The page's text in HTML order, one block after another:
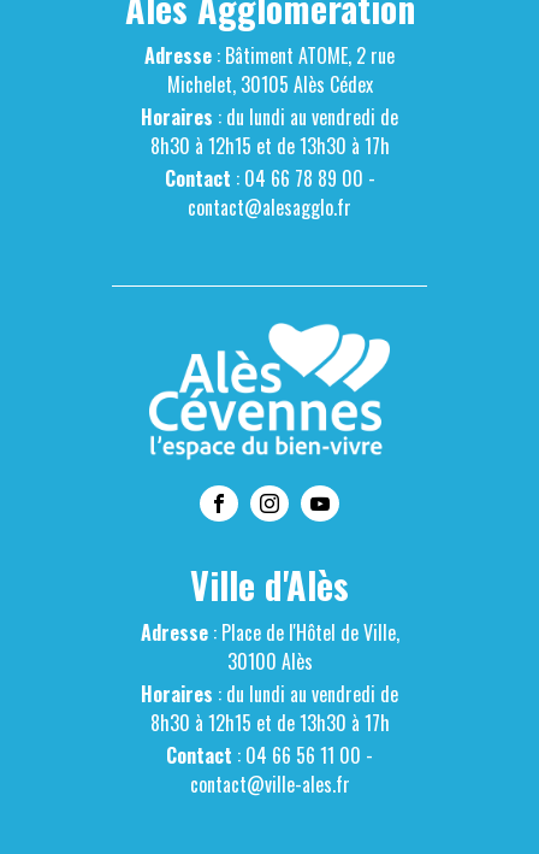
Adresse : Bâtiment ATOME, 2 rue
Michelet, 30105 Alès Cédex
Horaires : du lundi au vendredi de
8h30 à 12h15 et de 13h30 à 17h
Contact : 04 66 78 89 00 -
contact@alesagglo.fr
Ville d'Alès
Adresse: Place de l'Hôtel de Ville,
30100 Alès
Horaires : du lundi au vendredi de
8h30 à 12h15 et de 13h30 à 17h
Contact : 04 66 56 11 00 -
contact@ville-ales.fr